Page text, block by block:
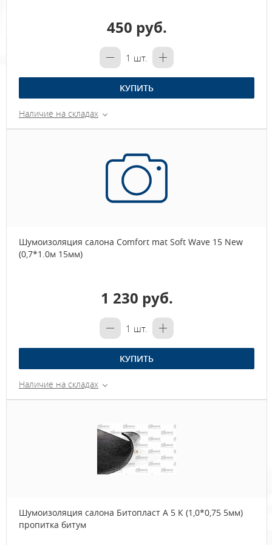
450 руб.
1 шт.
КУПИТЬ
Наличие на складах
Шумоизоляция салона Comfort mat Soft Wave 15 New
(0,7*1.0м 15мм)
1 230 руб.
1 шт.
КУПИТЬ
Наличие на складах
Шумоизоляция салона Битопласт А 5 К (1,0*0,75 5мм)
пропитка битум